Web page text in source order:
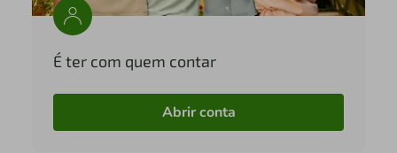
É ter com quem contar
Abrir conta